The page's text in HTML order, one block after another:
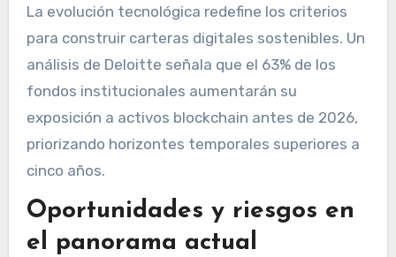
La evolución tecnológica redefine los criterios
para construir carteras digitales sostenibles. Un
análisis de Deloitte señala que el 63% de los
fondos institucionales aumentarán su
exposición a activos blockchain antes de 2026,
priorizando horizontes temporales superiores a
cinco años.
Oportunidades y riesgos en
el panorama actual